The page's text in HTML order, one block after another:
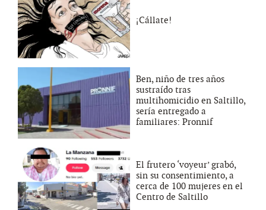
¡Cállate!
Ben, niño de tres años
sustraído tras
multihomicidio en Saltillo,
sería entregado a
familiares: Pronnif
El frutero ‘voyeur’ grabó,
sin su consentimiento, a
cerca de 100 mujeres en el
Centro de Saltillo